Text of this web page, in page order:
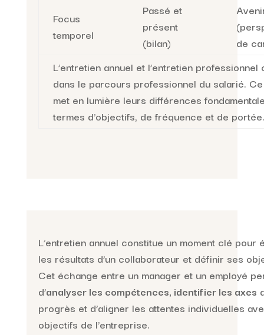
Focus
temporel
Passé et
présent
(bilan)
de
L’entretien annuel et l’entretien
dans le parcours professionnel du salarié.
met en lumière leurs différences
termes d’objectifs, de fréquence et de portée.
L’entretien annuel constitue un moment clé pour
les résultats d’un collaborateur et définir ses
Cet échange entre un manager et un employé
d’analyser les compétences, identifier les axes
progrès et d’aligner les attentes individuelles
objectifs de l’entreprise.